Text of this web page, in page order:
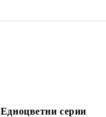
Едноцветни серии